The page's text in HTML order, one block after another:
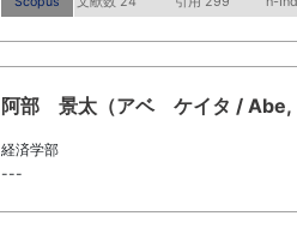
阿部 景太（アベ ケイタ / Abe,
経済学部
---